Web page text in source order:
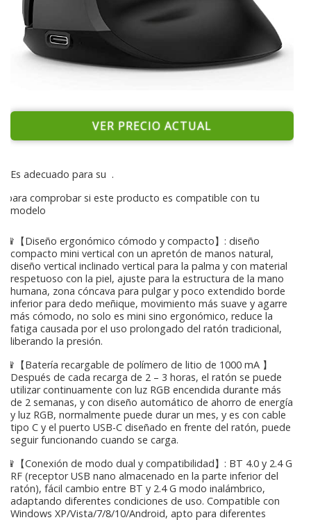
VER PRECIO ACTUAL
Es adecuado para su .
para comprobar si este producto es compatible con tu
modelo
♛【Diseño ergonómico cómodo y compacto】: diseño
compacto mini vertical con un apretón de manos natural,
diseño vertical inclinado vertical para la palma y con material
respetuoso con la piel, ajuste para la estructura de la mano
humana, zona cóncava para pulgar y poco extendido borde
inferior para dedo meñique, movimiento más suave y agarre
más cómodo, no solo es mini sino ergonómico, reduce la
fatiga causada por el uso prolongado del ratón tradicional,
liberando la presión.
♛【Batería recargable de polímero de litio de 1000 mA 】
Después de cada recarga de 2 – 3 horas, el ratón se puede
utilizar continuamente con luz RGB encendida durante más
de 2 semanas, y con diseño automático de ahorro de energía
y luz RGB, normalmente puede durar un mes, y es con cable
tipo C y el puerto USB-C diseñado en frente del ratón, puede
seguir funcionando cuando se carga.
♛【Conexión de modo dual y compatibilidad】: BT 4.0 y 2.4 G
RF (receptor USB nano almacenado en la parte inferior del
ratón), fácil cambio entre BT y 2.4 G modo inalámbrico,
adaptando diferentes condiciones de uso. Compatible con
Windows XP/Vista/7/8/10/Android, apto para diferentes